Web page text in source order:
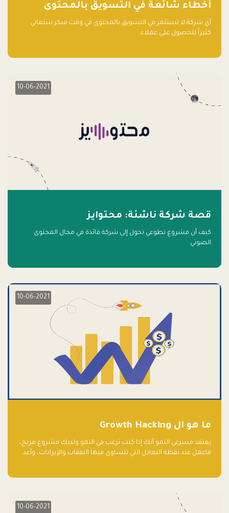
أخطاء شائعة في التسويق بالمحتوى
أي شركة لا تستثمر في التسويق بالمحتوى في وقت مبكر ستعاني
كثيراً للحصول على عملاء.
10-06-2021
قصة شركة ناشئة: محتوايز
كيف أن مشروع تطوعي تحول إلى شركة قائدة في مجال المحتوى
الصوتي
10-06-2021
ما هو ال Growth Hacking
يعتقد مسرعي النمو أنك إذا كنت ترغب في النمو ولديك مشروع مربح،
فاعمل عند نقطة التعادل التي تتساوى فيها النفقات والإيرادات، وأعد
10-06-2021